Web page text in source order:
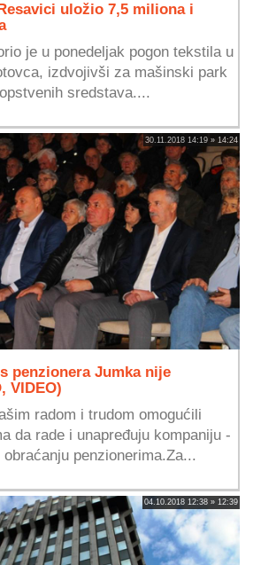
uložio 7,5 miliona i
je u ponedeljak pogon tekstila u
izdvojivši za mašinski park
sredstava....
30.11.2018 14:19 » 14:24
penzionera Jumka nije
VIDEO)
radom i trudom omogućili
da rade i unapređuju kompaniju -
penzionerima.Za...
04.10.2018 12:38 » 12:39